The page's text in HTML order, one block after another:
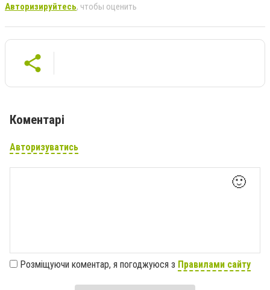
Авторизируйтесь, чтобы оценить
Коментарі
Авторизуватись
🙂
Розміщуючи коментар, я погоджуюся з Правилами сайту